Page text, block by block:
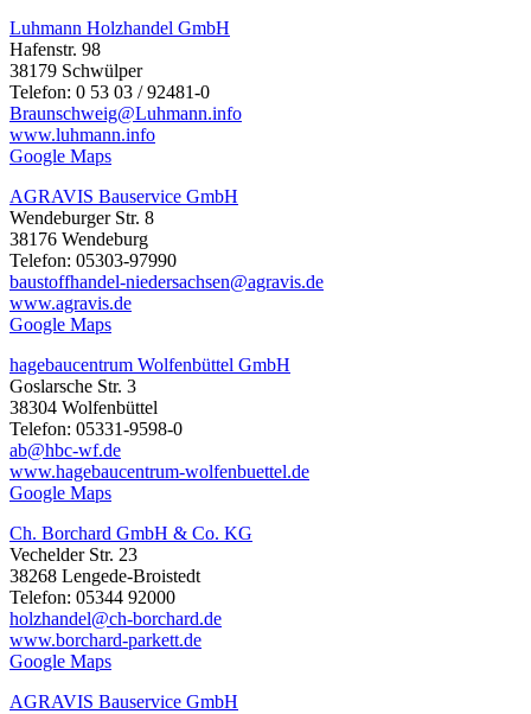
Luhmann Holzhandel GmbH
Hafenstr. 98
38179 Schwülper
Telefon: 0 53 03 / 92481-0
Braunschweig@Luhmann.info
www.luhmann.info
Google Maps
AGRAVIS Bauservice GmbH
Wendeburger Str. 8
38176 Wendeburg
Telefon: 05303-97990
baustoffhandel-niedersachsen@agravis.de
www.agravis.de
Google Maps
hagebaucentrum Wolfenbüttel GmbH
Goslarsche Str. 3
38304 Wolfenbüttel
Telefon: 05331-9598-0
ab@hbc-wf.de
www.hagebaucentrum-wolfenbuettel.de
Google Maps
Ch. Borchard GmbH & Co. KG
Vechelder Str. 23
38268 Lengede-Broistedt
Telefon: 05344 92000
holzhandel@ch-borchard.de
www.borchard-parkett.de
Google Maps
AGRAVIS Bauservice GmbH